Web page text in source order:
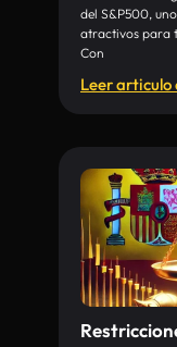
del S&P500,
atractivos para
Con
Leer articulo